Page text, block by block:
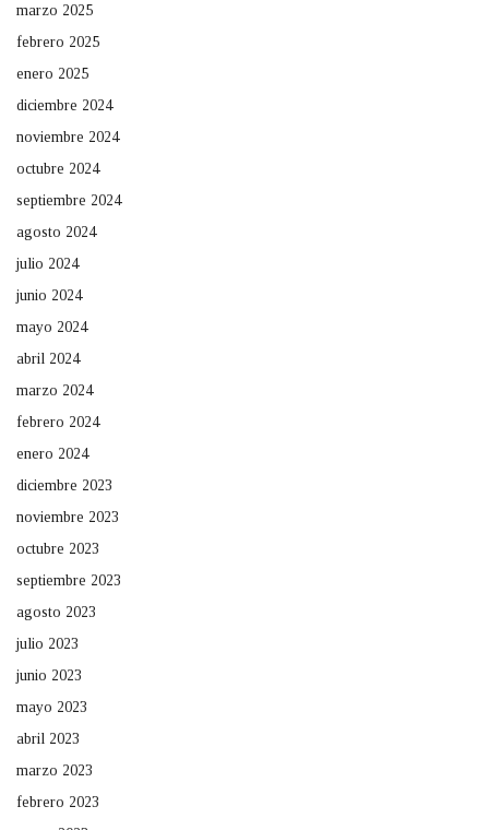
marzo 2025
febrero 2025
enero 2025
diciembre 2024
noviembre 2024
octubre 2024
septiembre 2024
agosto 2024
julio 2024
junio 2024
mayo 2024
abril 2024
marzo 2024
febrero 2024
enero 2024
diciembre 2023
noviembre 2023
octubre 2023
septiembre 2023
agosto 2023
julio 2023
junio 2023
mayo 2023
abril 2023
marzo 2023
febrero 2023